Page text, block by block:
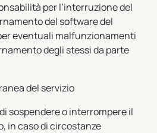
per l’interruzione del
del software del
eventuali malfunzionamenti
degli stessi da parte
del servizio
sospendere o interrompere il
in caso di circostanze